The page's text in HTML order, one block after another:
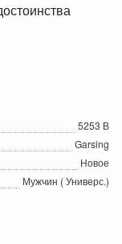
5253 В
Garsing
Новое
Мужчин ( Универс.)